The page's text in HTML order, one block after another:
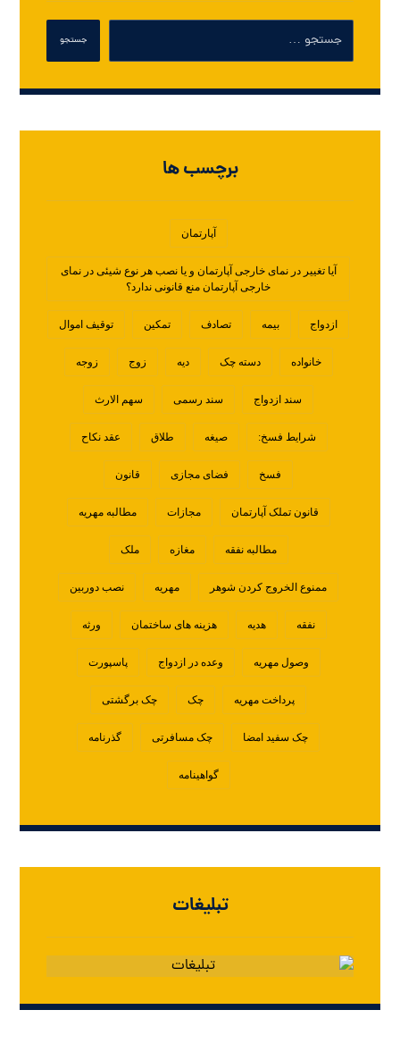
برچسب ها
آپارتمان
آیا تغییر در نمای خارجی آپارتمان و یا نصب هر نوع شیئی در نمای
خارجی آپارتمان منع قانونی ندارد؟
ازدواج بیمه تصادف تمکین توقیف اموال
خانواده دسته چک دیه زوج زوجه
سند ازدواج سند رسمی سهم الارث
شرایط فسخ: صیغه طلاق عقد نکاح
فسخ فضای مجازی قانون
قانون تملک آپارتمان مجازات مطالبه مهریه
مطالبه نفقه مغازه ملک
ممنوع الخروج کردن شوهر مهریه نصب دوربین
نفقه هدیه هزینه های ساختمان ورثه
وصول مهریه وعده در ازدواج پاسپورت
پرداخت مهریه چک چک برگشتی
چک سفید امضا چک مسافرتی گذرنامه
گواهینامه
تبلیغات